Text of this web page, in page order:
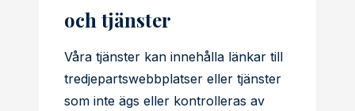
och tjänster
Våra tjänster kan innehålla länkar till
tredjepartswebbplatser eller tjänster
som inte ägs eller kontrolleras av